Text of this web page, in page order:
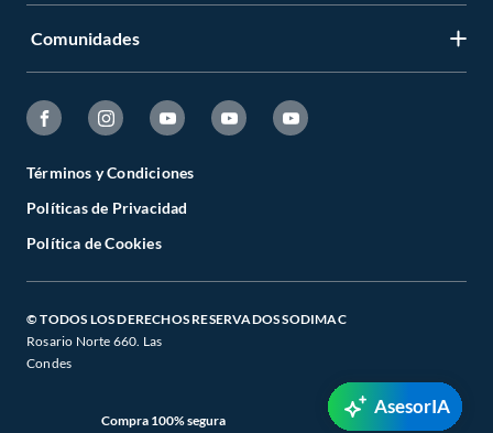
Comunidades
Términos y Condiciones
Políticas de Privacidad
Política de Cookies
© TODOS LOS DERECHOS RESERVADOS SODIMAC
Rosario Norte 660. Las
Condes
Compra 100% segura
AsesorIA